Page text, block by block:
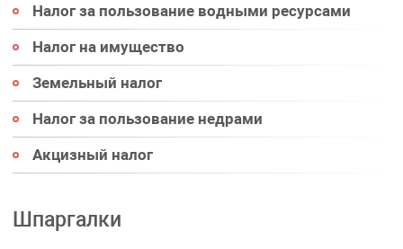
Налог за пользование водными ресурсами
Налог на имущество
Земельный налог
Налог за пользование недрами
Акцизный налог
Шпаргалки